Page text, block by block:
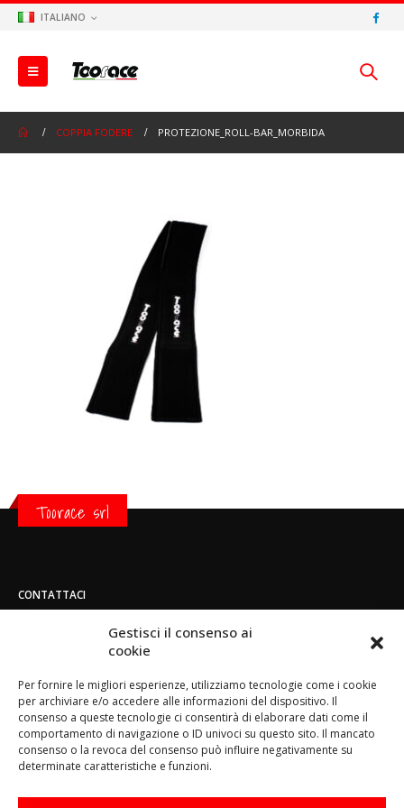
Gestisci il consenso ai
cookie
Per fornire le migliori esperienze, utilizziamo tecnologie come i cookie
per archiviare e/o accedere alle informazioni del dispositivo. Il
consenso a queste tecnologie ci consentirà di elaborare dati come il
comportamento di navigazione o ID univoci su questo sito. Il mancato
consenso o la revoca del consenso può influire negativamente su
determinate caratteristiche e funzioni.
ITALIANO
COPPIA FODERE PROTEZIONE_ROLL-BAR_MORBIDA
Toorace srl
CONTATTACI
Strada di San Mauro 236/B - 10156 - Torino
(+39) 011.800.49.59
Email:
info@toorace.it
Orario di lavoro: